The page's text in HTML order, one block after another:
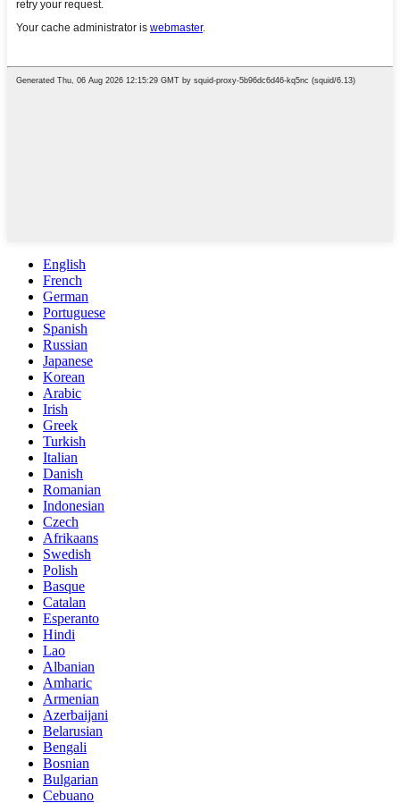
English
French
German
Portuguese
Spanish
Russian
Japanese
Korean
Arabic
Irish
Greek
Turkish
Italian
Danish
Romanian
Indonesian
Czech
Afrikaans
Swedish
Polish
Basque
Catalan
Esperanto
Hindi
Lao
Albanian
Amharic
Armenian
Azerbaijani
Belarusian
Bengali
Bosnian
Bulgarian
Cebuano